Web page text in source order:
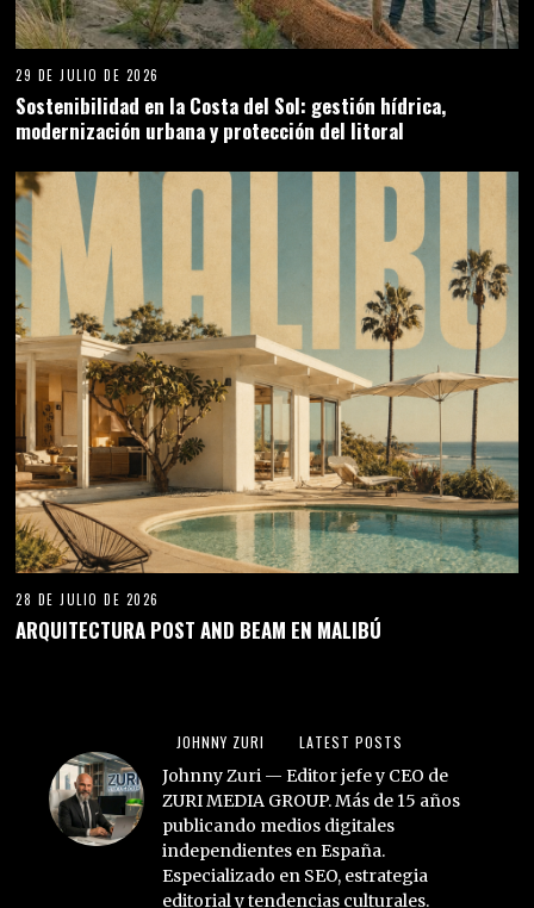
JOHNNY ZURI LATEST POSTS
Johnny Zuri — Editor jefe y CEO de
publicando medios digitales
Especializado en SEO, estrategia
editorial y tendencias culturales.
Dirige 23 revistas digitales desde
Cuenca. https://zurired.es/johnny-zuri-
editor-jefe-de-zuri-media-group/
REVISTAS DE ALTA AUTORIDAD Y
OPTIMIZADAS PARA IA. Colabora
como fuente de autoridad en nuestros
reportajes. Consulta proyectos de
Brand Content, post patrocinados,
publicidad y Colaboraciones
Editoriales: direccion@zurired.es
DEJA UNA RESPUESTA
Lo siento, debes estarconectadopara publicar un
comentario.